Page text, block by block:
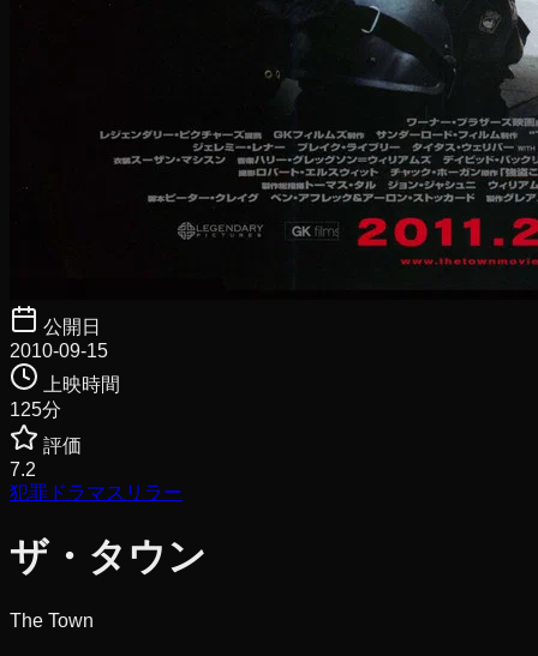
公開日
2010-09-15
上映時間
125分
評価
7.2
犯罪 ドラマスリラー
ザ・タウン
The Town